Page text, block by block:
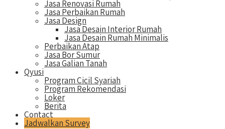
Jasa Renovasi Rumah
Jasa Perbaikan Rumah
Jasa Design
Jasa Desain Interior Rumah
Jasa Desain Rumah Minimalis
Perbaikan Atap
Jasa Bor Sumur
Jasa Galian Tanah
Qyusi
Program Cicil Syariah
Program Rekomendasi
Loker
Berita
Contact
Jadwalkan Survey